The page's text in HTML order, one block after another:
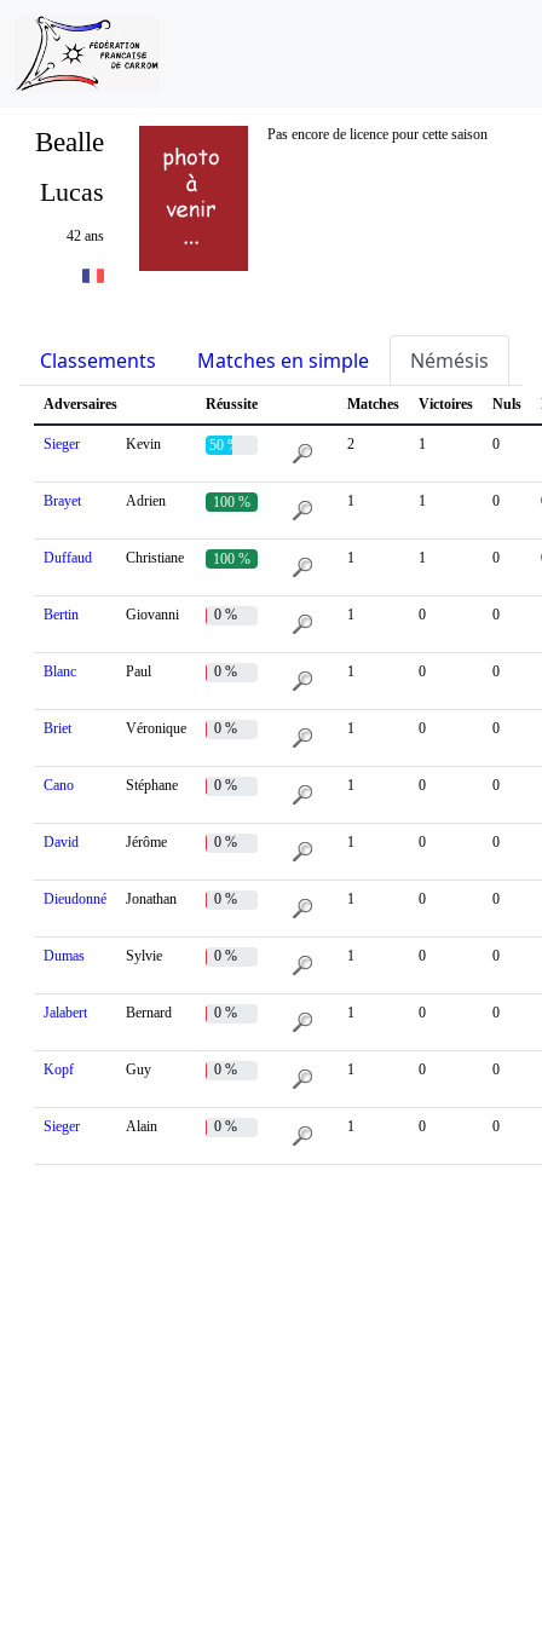
Bealle Pas encore de licence pour cette saison
Lucas
42 ans
Classements Matches en simple Némésis
Adversaires Réussite Matches Victoires Nuls
Sieger Kevin 50 % 2 1 0
Brayet Adrien 100 % 1 1 0
Duffaud Christiane 100 % 1 1 0
Bertin Giovanni 0 % 1 0 0
Blanc Paul 0 % 1 0 0
Briet Véronique 0 % 1 0 0
Cano Stéphane 0 % 1 0 0
David Jérôme 0 % 1 0 0
Dieudonné Jonathan 0 % 1 0 0
Dumas Sylvie 0 % 1 0 0
Jalabert Bernard 0 % 1 0 0
Kopf Guy 0 % 1 0 0
Sieger Alain 0 % 1 0 0